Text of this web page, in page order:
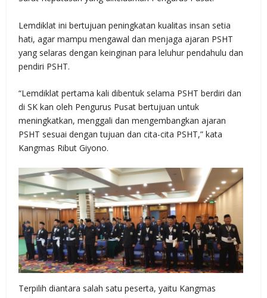
Lemdiklat ini bertujuan peningkatan kualitas insan setia
hati, agar mampu mengawal dan menjaga ajaran PSHT
yang selaras dengan keinginan para leluhur pendahulu dan
pendiri PSHT.
“Lemdiklat pertama kali dibentuk selama PSHT berdiri dan
di SK kan oleh Pengurus Pusat bertujuan untuk
meningkatkan, menggali dan mengembangkan ajaran
PSHT sesuai dengan tujuan dan cita-cita PSHT,” kata
Kangmas Ribut Giyono.
Terpilih diantara salah satu peserta, yaitu Kangmas